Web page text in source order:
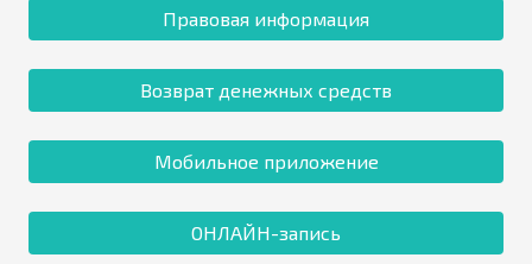
Правовая информация
Возврат денежных средств
Мобильное приложение
ОНЛАЙН-запись